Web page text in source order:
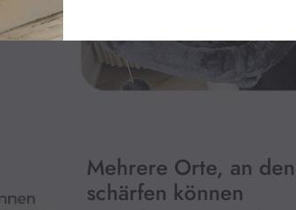
Mehrere Orte, an
schärfen können